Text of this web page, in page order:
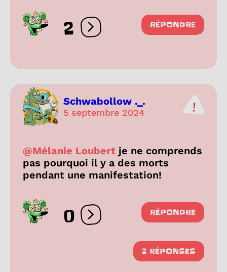
2 Ouvrir les réactions
RÉPONDRE
Schwabollow ._.
5 septembre 2024
@Mélanie Loubert je ne comprends
pas pourquoi il y a des morts
pendant une manifestation!
0 Ouvrir les réactions
RÉPONDRE
2 RÉPONSES